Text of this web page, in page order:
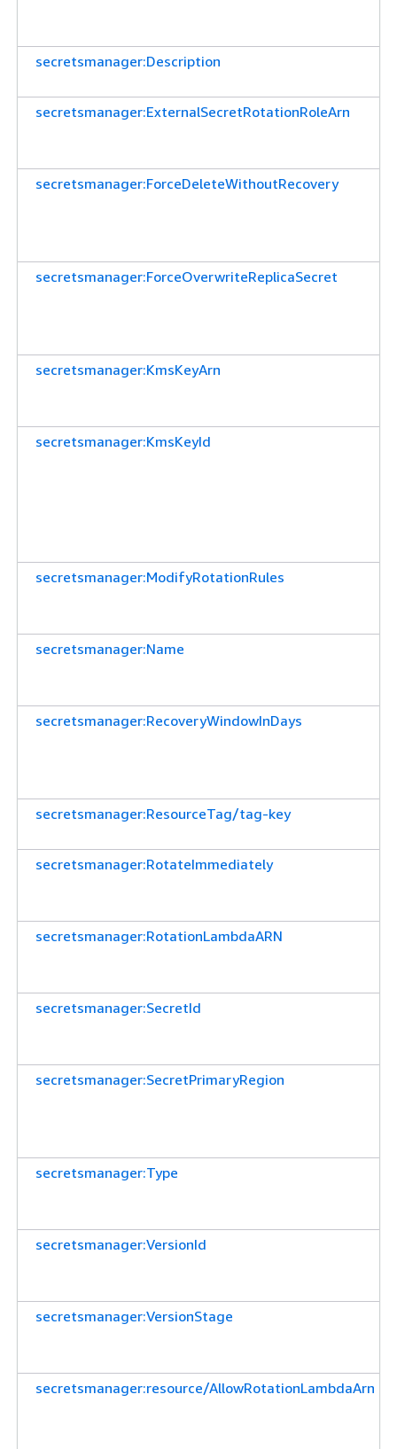
secretsmanager:Description
secretsmanager:ExternalSecretRotationRoleArn
secretsmanager:ForceDeleteWithoutRecovery
secretsmanager:ForceOverwriteReplicaSecret
secretsmanager:KmsKeyArn
secretsmanager:KmsKeyId
secretsmanager:ModifyRotationRules
secretsmanager:Name
secretsmanager:RecoveryWindowInDays
secretsmanager:ResourceTag/tag-key
secretsmanager:RotateImmediately
secretsmanager:RotationLambdaARN
secretsmanager:SecretId
secretsmanager:SecretPrimaryRegion
secretsmanager:Type
secretsmanager:VersionId
secretsmanager:VersionStage
secretsmanager:resource/AllowRotationLambdaArn